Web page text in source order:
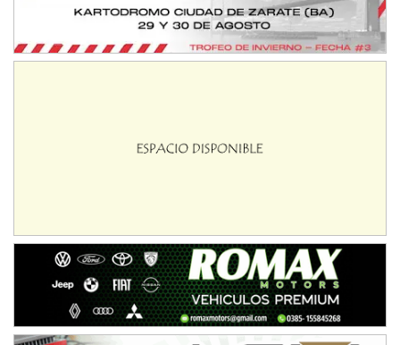
NORESTE SANTAFESINO - F6
Avellaneda (Santa Fe)